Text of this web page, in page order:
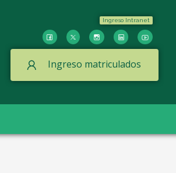
Ingreso Intranet
Ingreso matriculados